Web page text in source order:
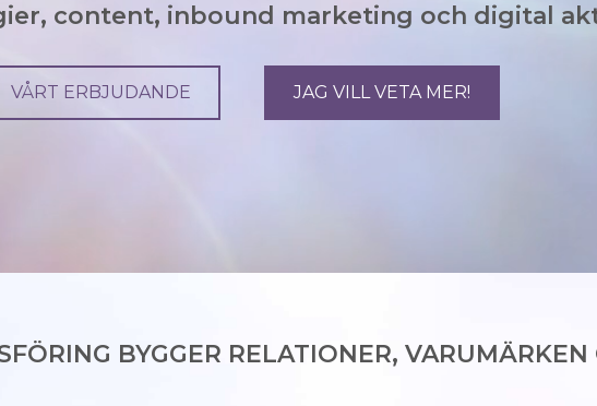
content, inbound marketing och digital
VÅRT ERBJUDANDE JAG VILL VETA MER!
BYGGER RELATIONER, VARUMÄRKEN